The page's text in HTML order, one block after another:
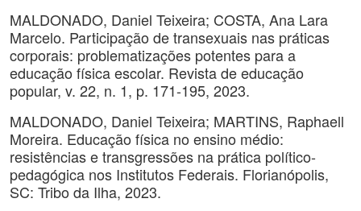
MALDONADO, Daniel Teixeira; COSTA, Ana Lara
Marcelo. Participação de transexuais nas práticas
corporais: problematizações potentes para a
educação física escolar. Revista de educação
popular, v. 22, n. 1, p. 171-195, 2023.
MALDONADO, Daniel Teixeira; MARTINS, Raphaell
Moreira. Educação física no ensino médio:
resistências e transgressões na prática político-
pedagógica nos Institutos Federais. Florianópolis,
SC: Tribo da Ilha, 2023.